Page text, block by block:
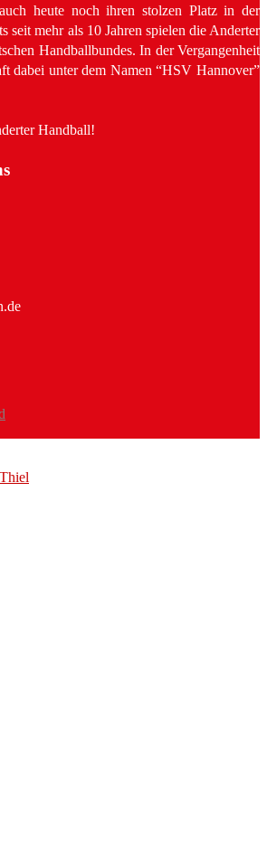
heute noch ihren stolzen Platz in der
seit mehr als 10 Jahren spielen die Anderter
Handballbundes. In der Vergangenheit
dabei unter dem Namen “HSV Hannover”
Handball!